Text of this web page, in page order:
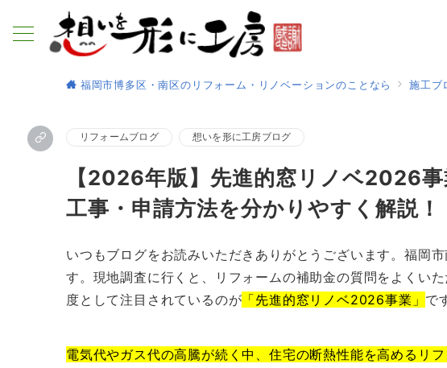
福岡市博多区・南区のリフォーム・リノベーションのことなら 施工ブ
リフォームブログ 想いを形に工房ブログ
【2026年版】先進的窓リノベ2026
工事・申請方法を分かりやすく解説
いつもブログをお読みいただきありがとうございます。福岡
す。現地調査に行くと、リフォームの補助金の質問をよくい
度として注目されているのが 「先進的窓リノベ2026事業」 で
電気代やガス代の高騰が続く中、住宅の断熱性能を高めるリ